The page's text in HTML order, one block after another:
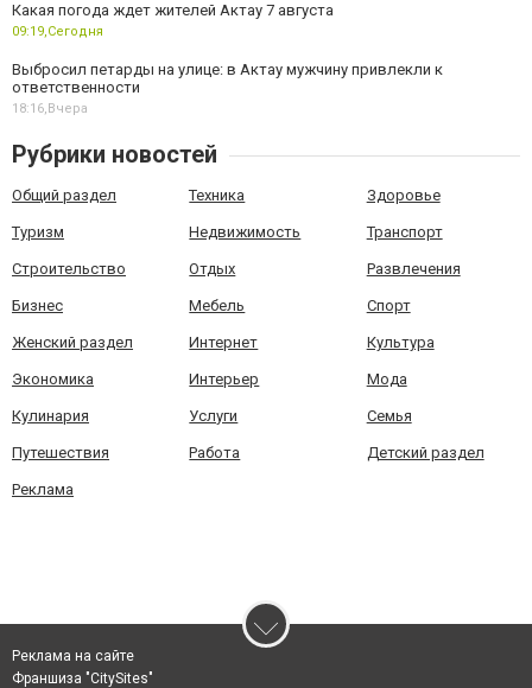
Какая погода ждет жителей Актау 7 августа
09:19,Сегодня
Выбросил петарды на улице: в Актау мужчину привлекли к
ответственности
18:16,Вчера
Рубрики новостей
Общий раздел Техника Здоровье
Туризм Недвижимость Транспорт
Строительство Отдых Развлечения
Бизнес Мебель Спорт
Женский раздел Интернет Культура
Экономика Интерьер Мода
Кулинария Услуги Семья
Путешествия Работа Детский раздел
Реклама
Реклама на сайте
Франшиза "CitySites"